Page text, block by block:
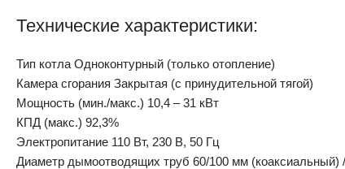
Технические характеристики:
Тип котла Одноконтурный (только отопление)
Камера сгорания Закрытая (с принудительной тягой)
Мощность (мин./макс.) 10,4 – 31 кВт
КПД (макс.) 92,3%
Электропитание 110 Вт, 230 В, 50 Гц
Диаметр дымоотводящих труб 60/100 мм (коаксиальный)